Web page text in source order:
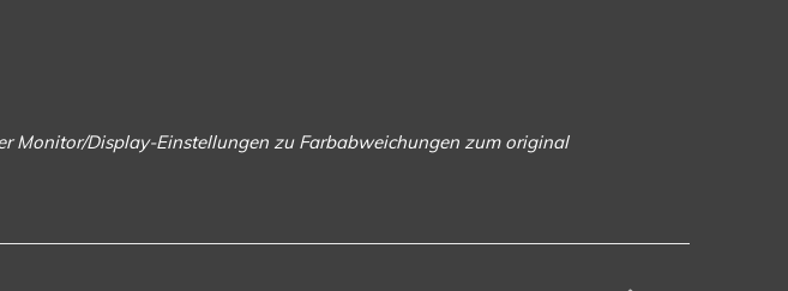
Monitor/Display-Einstellungen zu Farbabweichungen zum original